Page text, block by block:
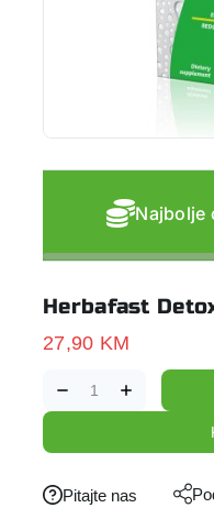
Najbolje
Herbafast
27,90 KM
Pitajte nas